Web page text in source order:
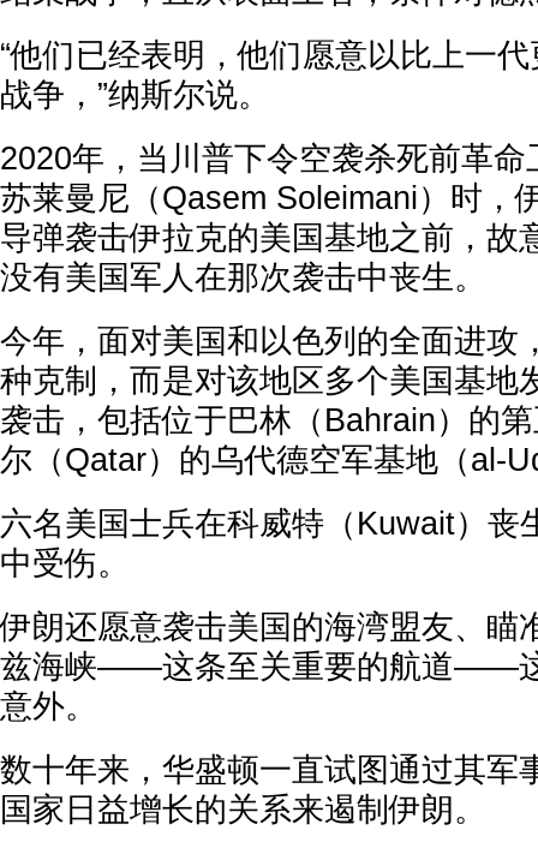
“他们已经表明，他们愿意以比上一
战争，”纳斯尔说。
2020年，当川普下令空袭杀死前革命
苏莱曼尼（Qasem Soleimani）时，
导弹袭击伊拉克的美国基地之前，故
没有美国军人在那次袭击中丧生。
今年，面对美国和以色列的全面进攻
种克制，而是对该地区多个美国基地
袭击，包括位于巴林（Bahrain）的
尔（Qatar）的乌代德空军基地（al-
六名美国士兵在科威特（Kuwait）丧
中受伤。
伊朗还愿意袭击美国的海湾盟友、瞄
兹海峡——这条至关重要的航道——
意外。
数十年来，华盛顿一直试图通过其军
国家日益增长的关系来遏制伊朗。